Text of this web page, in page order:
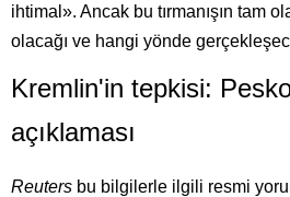
ihtimal». Ancak bu tırmanışın tam
olacağı ve hangi yönde
Kremlin'in tepkisi:
açıklaması
Reuters bu bilgilerle ilgili resmi